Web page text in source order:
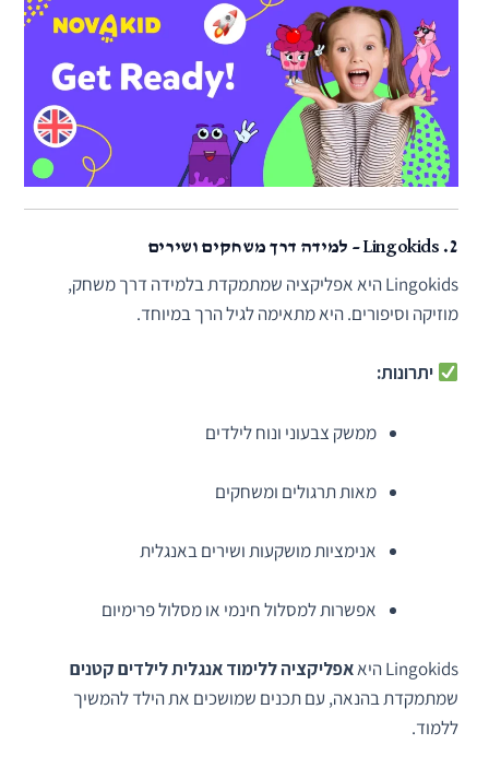
2. Lingokids – למידה דרך משחקים ושירים
Lingokids היא אפליקציה שמתמקדת בלמידה דרך משחק,
מוזיקה וסיפורים. היא מתאימה לגיל הרך במיוחד.
יתרונות:
ממשק צבעוני ונוח לילדים
מאות תרגולים ומשחקים
אנימציות מושקעות ושירים באנגלית
אפשרות למסלול חינמי או מסלול פרימיום
Lingokids היא
אפליקציה ללימוד אנגלית לילדים קטנים
שמתמקדת בהנאה, עם תכנים שמושכים את הילד להמשיך
ללמוד.